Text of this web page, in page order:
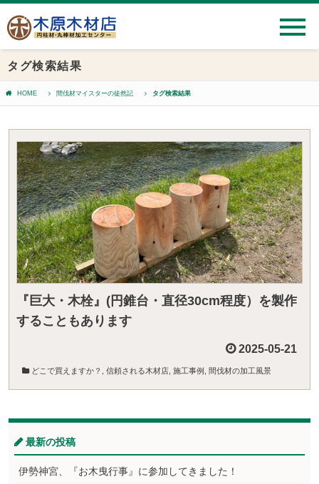
タグ検索結果
HOME 間伐材マイスターの徒然記 タグ検索結果
『巨大・木栓』(円錐台・直径30cm程度）を製作
することもあります
2025-05-21
どこで買えますか？ 信頼される木材店 施工事例 間伐材の加工風景
最新の投稿
伊勢神宮、『お木曳行事』に参加してきました！